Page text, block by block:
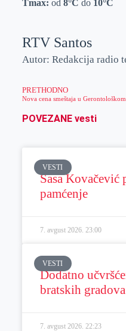
Tmax: od 8°C do 10°C
RTV Santos
Autor: Redakcija radio
PRETHODNO
POVEZANE vesti
VESTI
Sasa Kovačević
pamćenje
7. avgust 2026. 23:00
VESTI
Dodatno
bratskih gradova
7. avgust 2026. 22:23